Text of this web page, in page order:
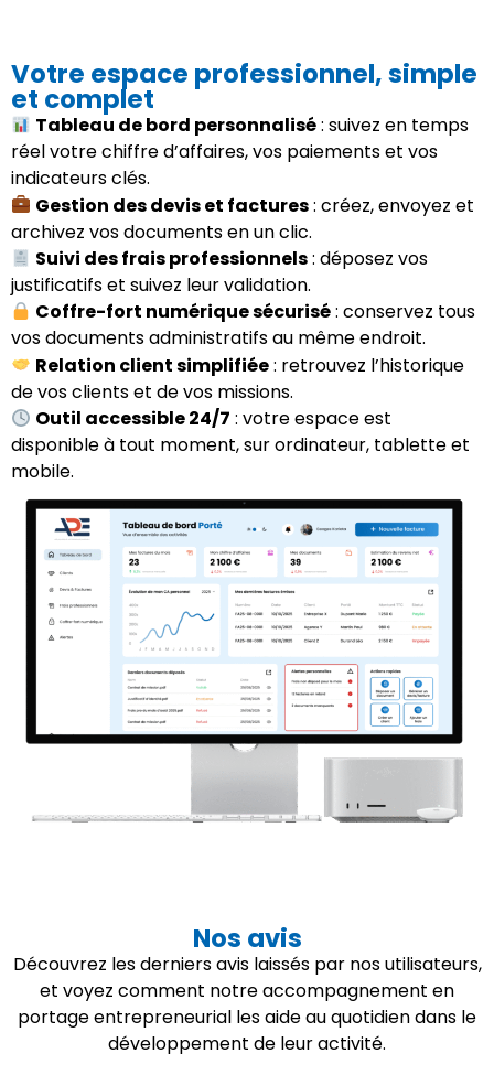
Votre espace professionnel, simple
et complet
Tableau de bord personnalisé: suivez en temps
réel votre chiffre d’affaires, vos paiements et vos
indicateurs clés.
Gestion des devis et factures: créez, envoyez et
archivez vos documents en un clic.
Suivi des frais professionnels: déposez vos
justificatifs et suivez leur validation.
Coffre-fort numérique sécurisé: conservez tous
vos documents administratifs au même endroit.
Relation client simplifiée: retrouvez l’historique
de vos clients et de vos missions.
Outil accessible 24/7 : votre espace est
disponible à tout moment, sur ordinateur, tablette et
mobile.
Nos avis
Découvrez les derniers avis laissés par nos utilisateurs,
et voyez comment notre accompagnement en
portage entrepreneurial les aide au quotidien dans le
développement de leur activité.